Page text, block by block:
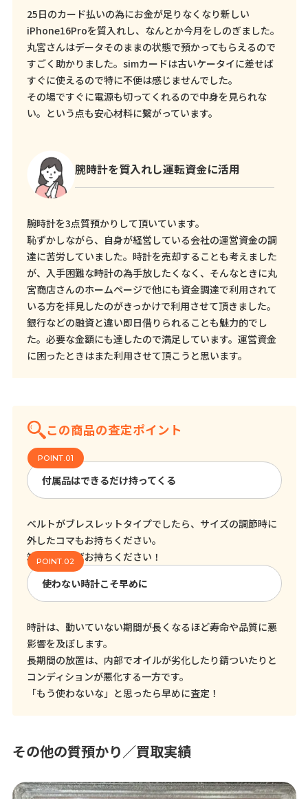
25日のカード払いの為にお金が足りなくなり新しい
iPhone16Proを質入れし、なんとか今月をしのぎました。
丸宮さんはデータそのままの状態で預かってもらえるので
すごく助かりました。simカードは古いケータイに差せば
すぐに使えるので特に不便は感じませんでした。
その場ですぐに電源も切ってくれるので中身を見られな
い。という点も安心材料に繋がっています。
腕時計を質入れし運転資金に活用
腕時計を3点質預かりして頂いています。
恥ずかしながら、自身が経営している会社の運営資金の調
達に苦労していました。時計を売却することも考えました
が、入手困難な時計の為手放したくなく、そんなときに丸
宮商店さんのホームページで他にも資金調達で利用されて
いる方を拝見したのがきっかけで利用させて頂きました。
銀行などの融資と違い即日借りられることも魅力的でし
た。必要な金額にも達したので満足しています。運営資金
に困ったときはまた利用させて頂こうと思います。
この商品の査定ポイント
付属品はできるだけ持ってくる
ベルトがブレスレットタイプでしたら、サイズの調節時に
外したコマもお持ちください。
箱も、あればお持ちください！
使わない時計こそ早めに
時計は、動いていない期間が長くなるほど寿命や品質に悪
影響を及ぼします。
長期間の放置は、内部でオイルが劣化したり錆ついたりと
コンディションが悪化する一方です。
「もう使わないな」と思ったら早めに査定！
その他の質預かり／買取実績